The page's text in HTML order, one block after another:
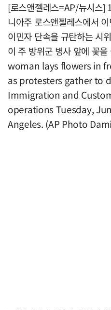
[로스앤젤레스=AP/뉴시스]
니아주 로스앤젤레스에서
이민자 단속을 규탄하는 시
이 주 방위군 병사 앞에 꽃
woman lays flowers in
as protesters gather to
Immigration and
operations Tuesday,
Angeles. (AP Photo